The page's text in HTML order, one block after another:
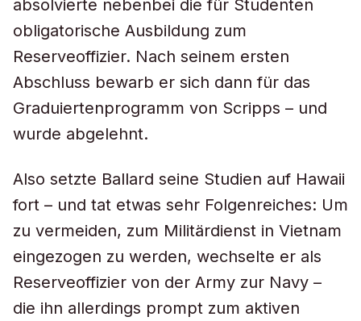
absolvierte nebenbei die für Studenten
obligatorische Ausbildung zum
Reserveoffizier. Nach seinem ersten
Abschluss bewarb er sich dann für das
Graduiertenprogramm von Scripps – und
wurde abgelehnt.
Also setzte Ballard seine Studien auf Hawaii
fort – und tat etwas sehr Folgenreiches: Um
zu vermeiden, zum Militärdienst in Vietnam
eingezogen zu werden, wechselte er als
Reserveoffizier von der Army zur Navy –
die ihn allerdings prompt zum aktiven